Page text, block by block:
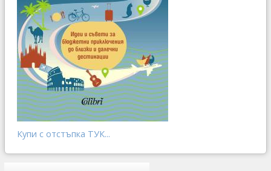
Купи с отстъпка ТУК...